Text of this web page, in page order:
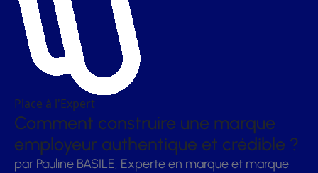
Place à l'Expert
Comment construire une marque
employeur authentique et crédible ?
par Pauline BASILE, Experte en marque et marque